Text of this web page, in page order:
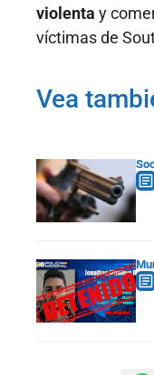
violenta y
víctimas de
Vea